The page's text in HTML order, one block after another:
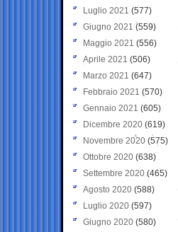
Luglio 2021 (577)
Giugno 2021(559)
Maggio 2021 (556)
Aprile 2021 (506)
Marzo 2021 (647)
Febbraio 2021 (570)
Gennaio 2021 (605)
Dicembre 2020 (619)
Novembre 2020 (575)
Ottobre 2020 (638)
Settembre 2020(465)
Agosto 2020 (588)
Luglio 2020 (597)
Giugno 2020 (580)